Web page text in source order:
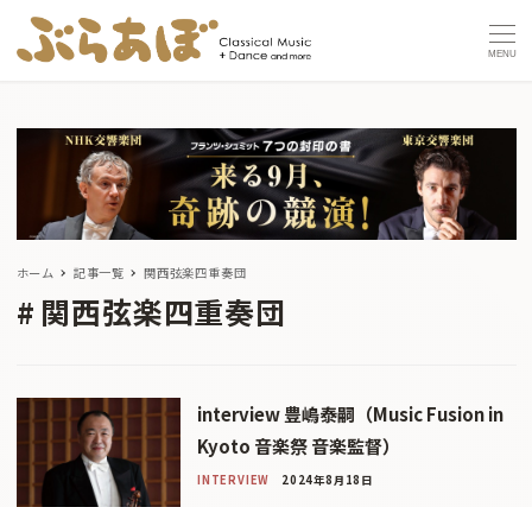
MENU
ホーム 記事一覧 関西弦楽四重奏団
関西弦楽四重奏団
interview 豊嶋泰嗣（Music Fusion in
Kyoto 音楽祭 音楽監督）
INTERVIEW 2024年8月18日